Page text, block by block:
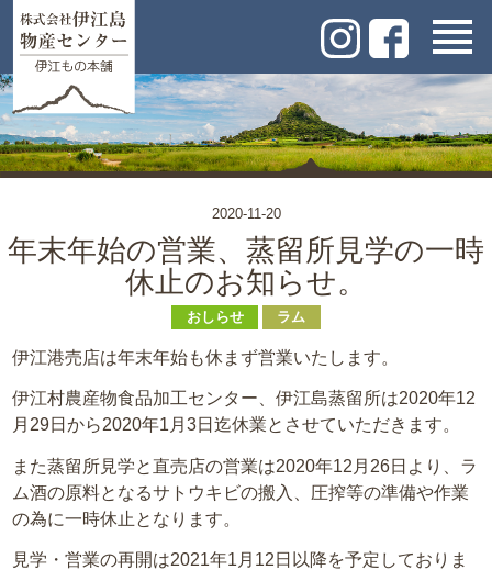
2020-11-20
年末年始の営業、蒸留所見学の一時
休止のお知らせ。
おしらせ ラム
伊江港売店は年末年始も休まず営業いたします。
伊江村農産物食品加工センター、伊江島蒸留所は2020年12
月29日から2020年1月3日迄休業とさせていただきます。
また蒸留所見学と直売店の営業は2020年12月26日より、ラ
ム酒の原料となるサトウキビの搬入、圧搾等の準備や作業
の為に一時休止となります。
見学・営業の再開は2021年1月12日以降を予定しておりま